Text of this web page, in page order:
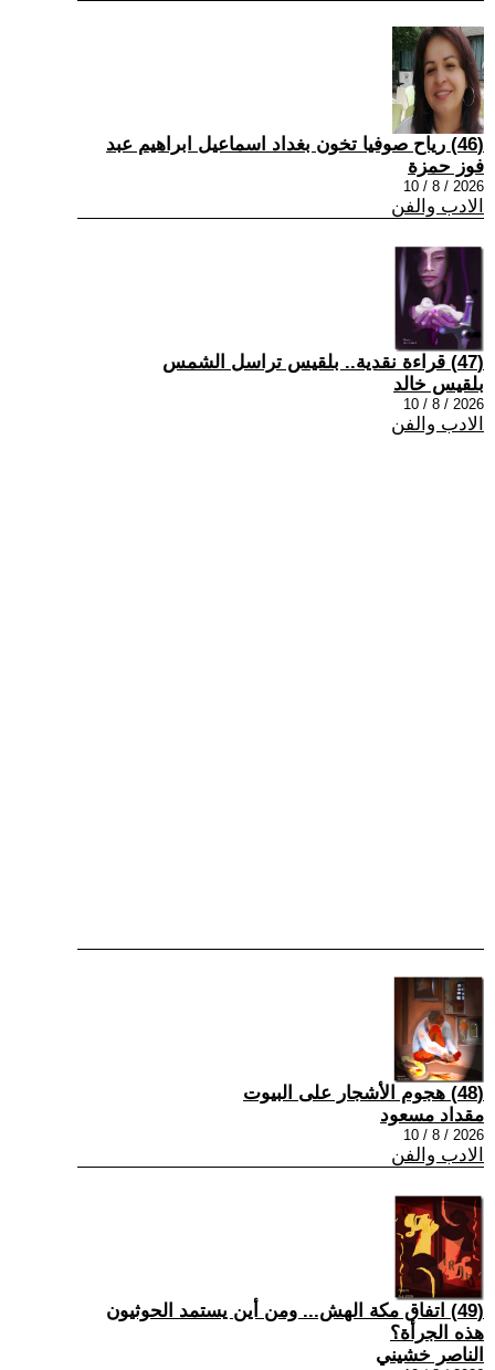
(46) رياح صوفيا تخون بغداد اسماعيل ابراهيم عبد
فوز حمزة
2026 / 8 / 10
الادب والفن
(47) قراءة نقدية.. بلقيس تراسل الشمس
بلقيس خالد
2026 / 8 / 10
الادب والفن
(48) هجوم الأشجار على البيوت
مقداد مسعود
2026 / 8 / 10
الادب والفن
(49) اتفاق مكة الهش... ومن أين يستمد الحوثيون
هذه الجرأة؟
الناصر خشيني